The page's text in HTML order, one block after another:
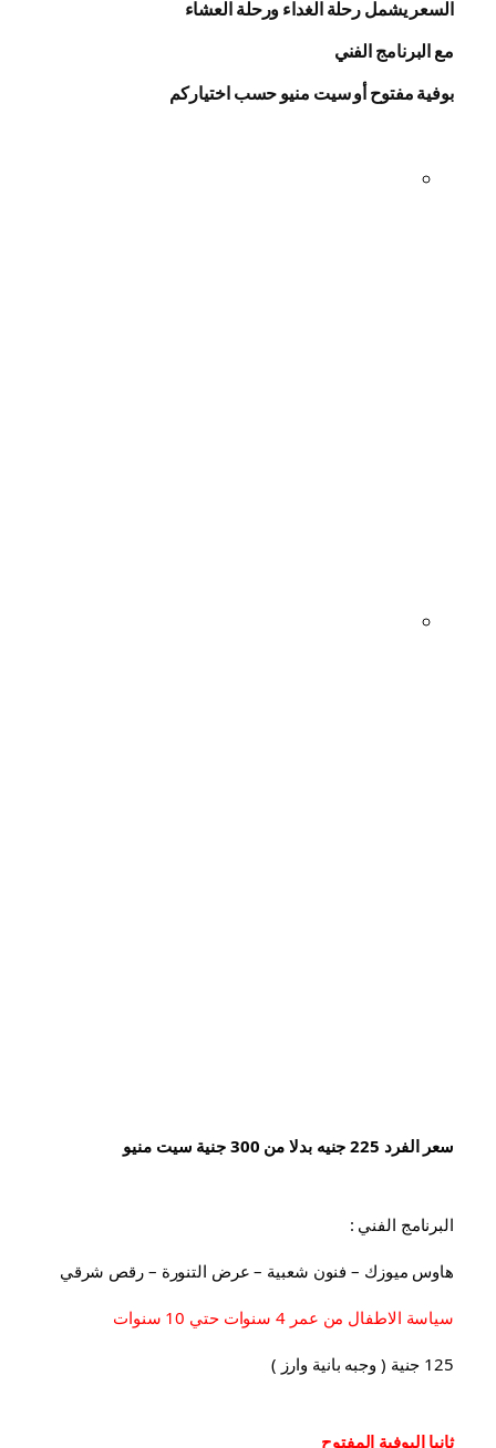
السعر يشمل رحلة الغداء ورحلة العشاء
مع البرنامج الفني
بوفية مفتوح أو سيت منيو حسب اختياركم
سعر الفرد 225 جنيه بدلا من 300 جنية سيت منيو
البرنامج الفني :
هاوس ميوزك – فنون شعبية – عرض التنورة – رقص شرقي
سياسة الاطفال من عمر 4 سنوات حتي 10 سنوات
125 جنية ( وجبه بانية وارز )
ثانيا البوفية المفتوح